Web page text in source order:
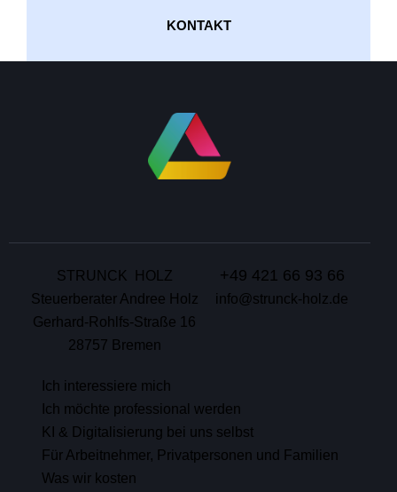
KONTAKT
STRUNCK HOLZ
Steuerberater Andree Holz
Gerhard-Rohlfs-Straße 16
28757 Bremen
+49 421 66 93 66
info@strunck-holz.de
Ich interessiere mich
Ich möchte professional werden
KI & Digitalisierung bei uns selbst
Für Arbeitnehmer, Privatpersonen und Familien
Was wir kosten